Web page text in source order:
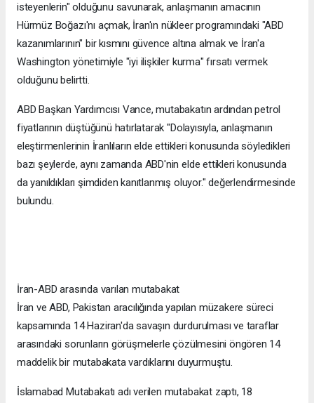
isteyenlerin" olduğunu savunarak, anlaşmanın amacının
Hürmüz Boğazı'nı açmak, İran'ın nükleer programındaki "ABD
kazanımlarının" bir kısmını güvence altına almak ve İran'a
Washington yönetimiyle "iyi ilişkiler kurma" fırsatı vermek
olduğunu belirtti.
ABD Başkan Yardımcısı Vance, mutabakatın ardından petrol
fiyatlarının düştüğünü hatırlatarak "Dolayısıyla, anlaşmanın
eleştirmenlerinin İranlıların elde ettikleri konusunda söyledikleri
bazı şeylerde, aynı zamanda ABD'nin elde ettikleri konusunda
da yanıldıkları şimdiden kanıtlanmış oluyor." değerlendirmesinde
bulundu.
İran-ABD arasında varılan mutabakat
İran ve ABD, Pakistan aracılığında yapılan müzakere süreci
kapsamında 14 Haziran'da savaşın durdurulması ve taraflar
arasındaki sorunların görüşmelerle çözülmesini öngören 14
maddelik bir mutabakata vardıklarını duyurmuştu.
İslamabad Mutabakatı adı verilen mutabakat zaptı, 18